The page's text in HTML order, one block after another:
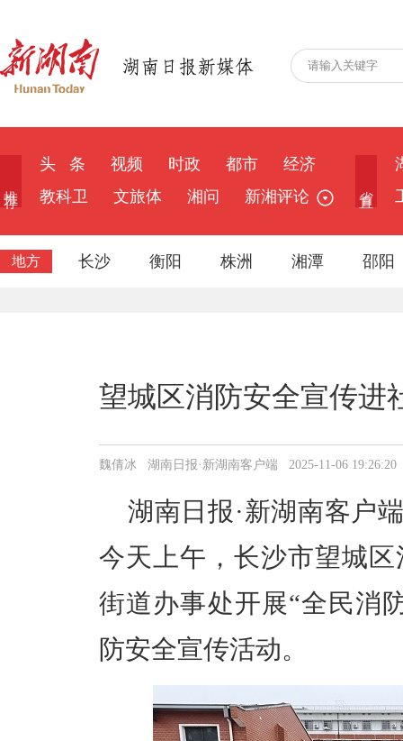
头 条 视频 时政 都市
经济
教科卫
文旅体 湘问 新湘评论
地方 长沙 衡阳 株洲 湘潭 邵阳
望城区消防安全宣传进
魏倩冰 湖南日报·新湖南客户端 2025-11-06 19:26:20
湖南日报·新湖南客户
今天上午，长沙市望城
街道办事处开展“全民消
防安全宣传活动。